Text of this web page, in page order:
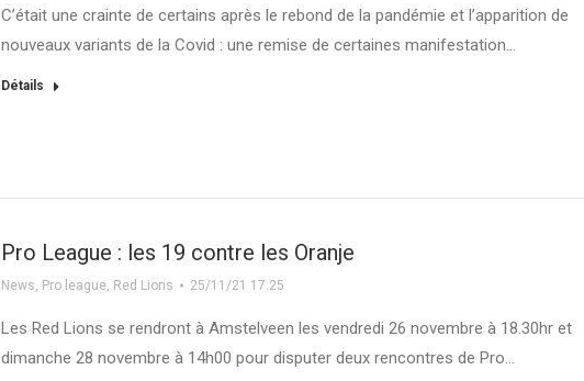
C’était une crainte de certains après le rebond de la pandémie et l’apparition de
nouveaux variants de la Covid : une remise de certaines manifestation…
Détails
Pro League : les 19 contre les Oranje
News, Pro league, Red Lions 25/11/21 17:25
Les Red Lions se rendront à Amstelveen les vendredi 26 novembre à 18.30hr et
dimanche 28 novembre à 14h00 pour disputer deux rencontres de Pro…